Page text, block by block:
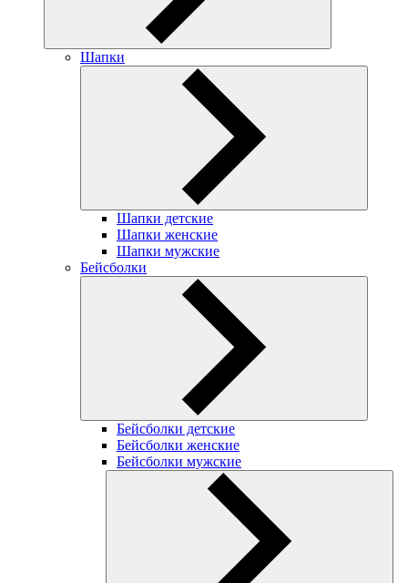
Шапки
Шапки детские
Шапки женские
Шапки мужские
Бейсболки
Бейсболки детские
Бейсболки женские
Бейсболки мужские